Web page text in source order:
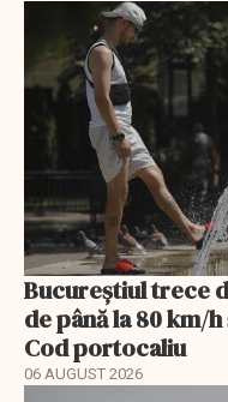
Bucureștiul trece
de până la 80 km/
Cod portocaliu
06 AUGUST 2026